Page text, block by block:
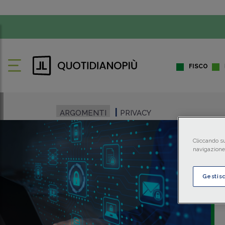
FISCO
ARGOMENTI PRIVACY
Cliccando